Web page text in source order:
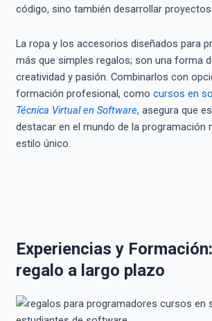
código, sino también desarrollar
La ropa y los accesorios diseñados para
más que simples regalos; son una forma
creatividad y pasión. Combinarlos con
formación profesional, como cursos en
Técnica Virtual en Software, asegura que
destacar en el mundo de la programación
estilo único.
Experiencias y
regalo a largo plazo